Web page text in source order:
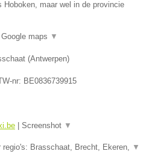
Hoboken, maar wel in de provincie
Google maps ▼
(Antwerpen)
nr: BE0836739915
Screenshot ▼
Brasschaat, Brecht, Ekeren, ▼